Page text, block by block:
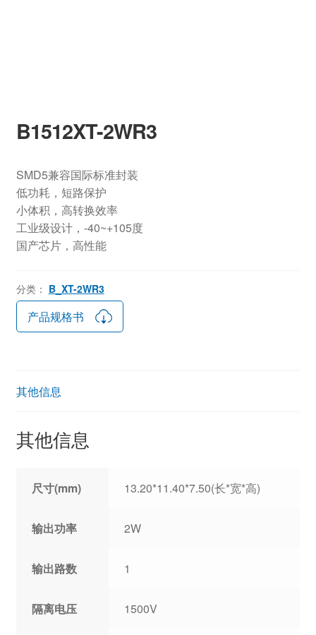
B1512XT-2WR3
SMD5兼容国际标准封装
低功耗，短路保护
小体积，高转换效率
工业级设计，-40~+105度
国产芯片，高性能
分类： B_XT-2WR3
产品规格书
其他信息
其他信息
尺寸(mm) 13.20*11.40*7.50(长*宽*高)
输出功率 2W
输出路数 1
隔离电压 1500V